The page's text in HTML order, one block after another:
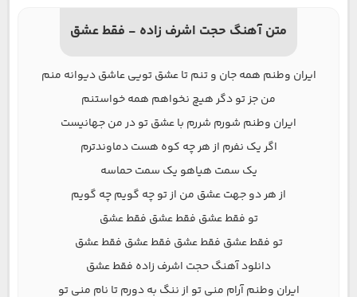
متن آهنگ حجت اشرف زاده - فقط عشق
ایران وطنم همه جان و تنم تا عشق تویی عاشق دیوانه منم
من جز تو دگر هیچ نخواهم همه خواستنم
ایران وطنم شورم شررم با عشق تو در من جهانیست
اگر یک نفرم از هر چه کوه هست دماوندترم
یک سمت هیاهو یک سمت حماسه
از هر دو جهت عشق من از تو چه گویم چه گویم
تو فقط عشق فقط عشق فقط عشق
تو فقط عشق فقط عشق فقط عشق فقط عشق
دانلود آهنگ حجت اشرف زاده فقط عشق
ایران وطنم آرام منی تو از ننگ به دورم تا نام منی تو